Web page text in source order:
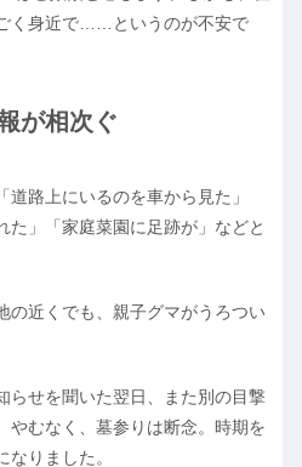
く身近で……というのが不安で
が相次ぐ
路上にいるのを車から見た」
た」「家庭菜園に足跡が」などと
の近くでも、親子グマがうろつい
らせを聞いた翌日、また別の目撃
やむなく、墓参りは断念。時期を
りました。